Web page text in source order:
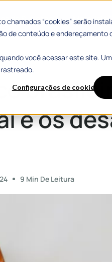
“cookies” serão
de conteúdo e endereçamento
você acessar este site.
Configurações de cookies
de Sucesso Materiais
desafios para o futuro
e os
9 Min De Leitura